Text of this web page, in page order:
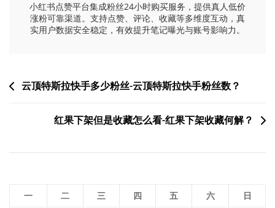
小红书点赞平台集成粉丝24小时购买服务，提供真人低价
涨粉可靠渠道。支持点赞、评论、收藏等多维度互动，真
实用户数据安全稳定，有效提升笔记曝光与账号影响力。
文云顶特斯拉快手多少粉丝-云顶特斯拉快手粉丝数？
红果下架但是收藏怎么看-红果下架收藏何解？
一 二 三 四 五 六
日